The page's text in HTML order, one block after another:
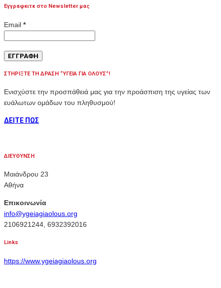
Εγγραφειτε στο Newsletter μας
Email *
ΣΤΗΡΙΞΤΕ ΤΗ ΔΡΑΣΗ “ΥΓΕΙΑ ΓΙΑ ΟΛΟΥΣ”!
Ενισχύστε την προσπάθειά μας για την προάσπιση της υγείας των
ευάλωτων ομάδων του πληθυσμού!
ΔΕΙΤΕ ΠΩΣ
ΔΙΕΥΘΥΝΣΗ
Μαιάνδρου 23
Αθήνα
Επικοινωνία
info@ygeiagiaolous.org
2106921244, 6932392016
Links
https://www.ygeiagiaolous.org